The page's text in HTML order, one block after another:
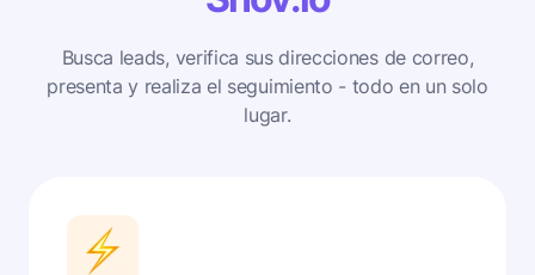
Busca leads, verifica sus direcciones de correo,
presenta y realiza el seguimiento - todo en un solo
lugar.